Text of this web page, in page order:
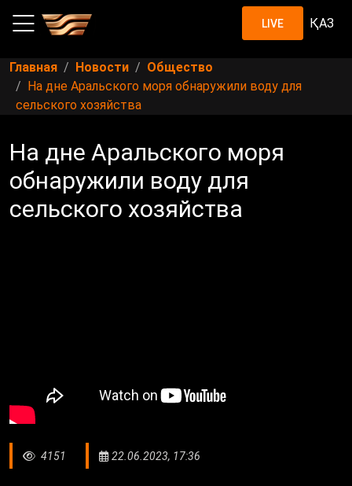
LIVE ҚАЗ
Главная Новости
Общество
На дне Аральского моря обнаружили воду для
сельского хозяйства
На дне Аральского моря
обнаружили воду для
сельского хозяйства
4151 22.06.2023, 17:36